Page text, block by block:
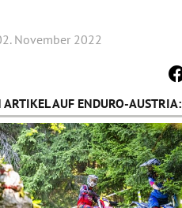
November 2022
ARTIKEL AUF ENDURO-AUSTRIA: